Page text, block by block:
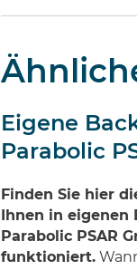
Eigene
Parabolic
Finden Sie hier
Ihnen in
Parabolic PSAR
funktioniert.